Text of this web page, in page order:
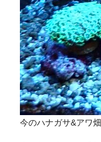
今のハナガサ&アワ畑